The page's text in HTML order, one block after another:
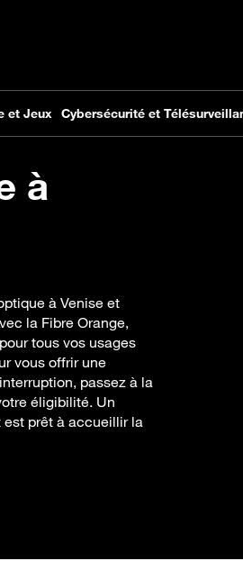
à
à Venise et
la Fibre Orange,
tous vos usages
vous offrir une
passez à la
éligibilité. Un
prêt à accueillir la